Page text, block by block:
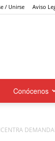
/ Unirse Aviso
Conócenos